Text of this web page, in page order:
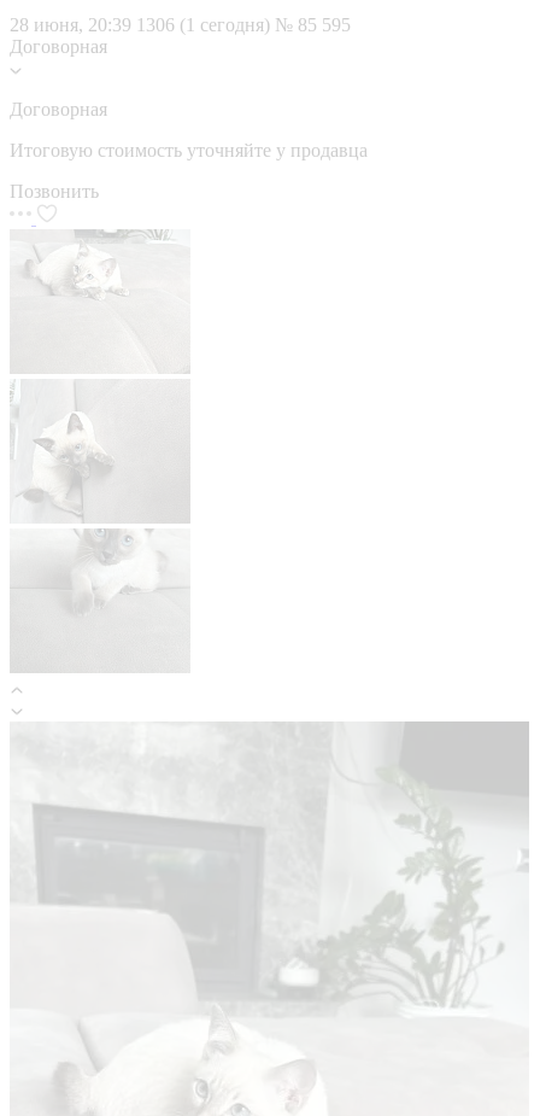
28 июня, 20:39 1306 (1 сегодня) № 85 595
Договорная
Договорная
Итоговую стоимость уточняйте у продавца
Позвонить